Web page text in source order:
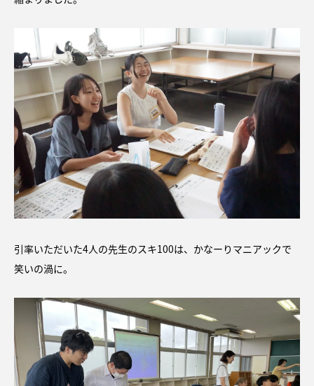
引率いただいた4人の先生のスキ100は、かなーりマニアックで
笑いの渦に。